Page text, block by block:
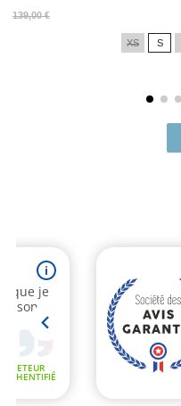
139,00 €
Prix
Prix
XS S